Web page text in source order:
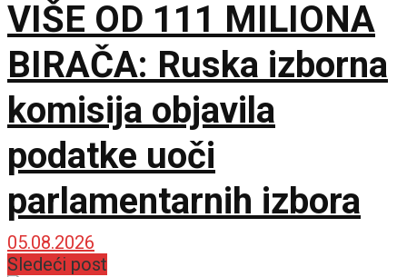
VIŠE OD 111 MILIONA
BIRAČA: Ruska izborna
komisija objavila
podatke uoči
parlamentarnih izbora
05.08.2026
Sledeći post